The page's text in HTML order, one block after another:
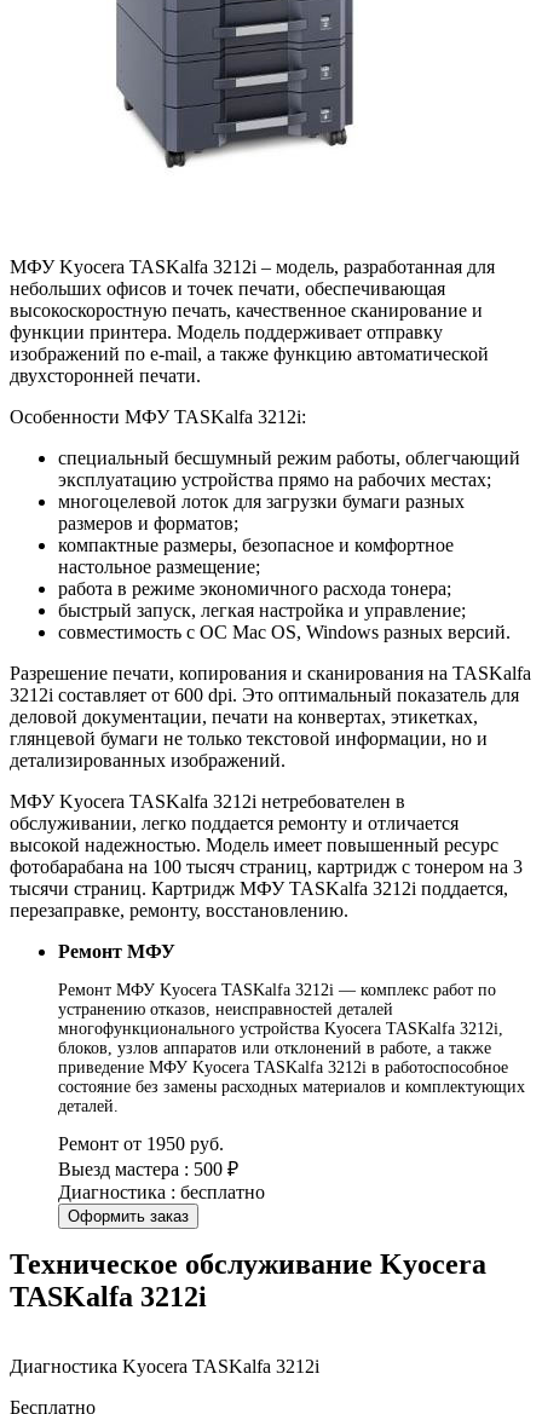
МФУ Kyocera TASKalfa 3212i – модель, разработанная для
небольших офисов и точек печати, обеспечивающая
высокоскоростную печать, качественное сканирование и
функции принтера. Модель поддерживает отправку
изображений по e-mail, а также функцию автоматической
двухсторонней печати.
Особенности МФУ TASKalfa 3212i:
специальный бесшумный режим работы, облегчающий
эксплуатацию устройства прямо на рабочих местах;
многоцелевой лоток для загрузки бумаги разных
размеров и форматов;
компактные размеры, безопасное и комфортное
настольное размещение;
работа в режиме экономичного расхода тонера;
быстрый запуск, легкая настройка и управление;
совместимость с ОС Mac OS, Windows разных версий.
Разрешение печати, копирования и сканирования на TASKalfa
3212i составляет от 600 dpi. Это оптимальный показатель для
деловой документации, печати на конвертах, этикетках,
глянцевой бумаги не только текстовой информации, но и
детализированных изображений.
МФУ Kyocera TASKalfa 3212i нетребователен в
обслуживании, легко поддается ремонту и отличается
высокой надежностью. Модель имеет повышенный ресурс
фотобарабана на 100 тысяч страниц, картридж с тонером на 3
тысячи страниц. Картридж МФУ TASKalfa 3212i поддается,
перезаправке, ремонту, восстановлению.
Ремонт МФУ
Ремонт МФУ Kyocera TASKalfa 3212i — комплекс работ по
устранению отказов, неисправностей деталей
многофункционального устройства Kyocera TASKalfa 3212i,
блоков, узлов аппаратов или отклонений в работе, а также
приведение МФУ Kyocera TASKalfa 3212i в работоспособное
состояние без замены расходных материалов и комплектующих
деталей.
Ремонт от 1950 руб.
Выезд мастера : 500 ₽
Диагностика : бесплатно
Оформить заказ
Техническое обслуживание Kyocera
TASKalfa 3212i
Диагностика Kyocera TASKalfa 3212i
Бесплатно